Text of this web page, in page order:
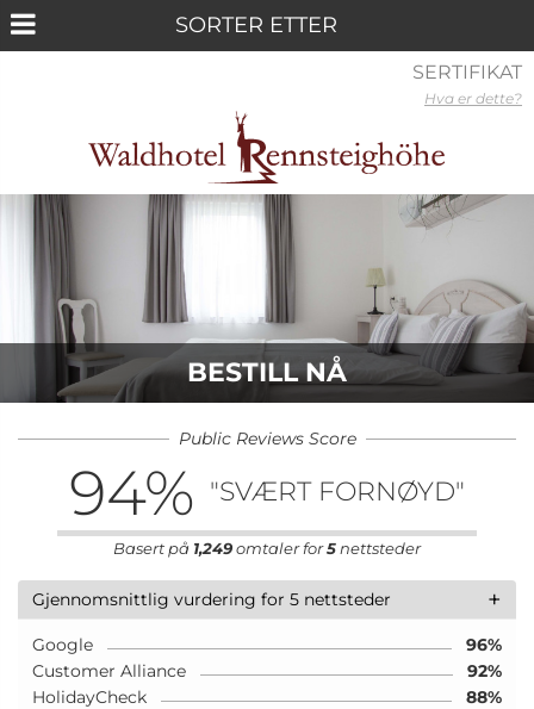
BESTILL NÅ
Public Reviews Score
94% "SVÆRT FORNØYD"
Basert på 1,249omtaler for5 nettsteder
+
Gjennomsnittlig vurdering for 5 nettsteder
Google
96%
Customer Alliance
92%
HolidayCheck
88%
SERTIFIKAT
Hva er dette?